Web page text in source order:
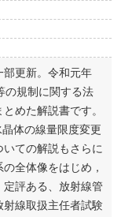
部更新。令和元年
の規制に関する法
めた解説書です。
体の線量限度変更
ての解説もさらに
全体像をはじめ，
評ある、放射線管
線取扱主任者試験